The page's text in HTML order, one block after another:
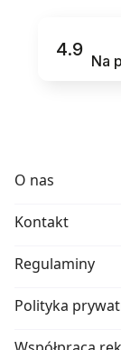
4.9
Na
O nas
Kontakt
Regulaminy
Polityka